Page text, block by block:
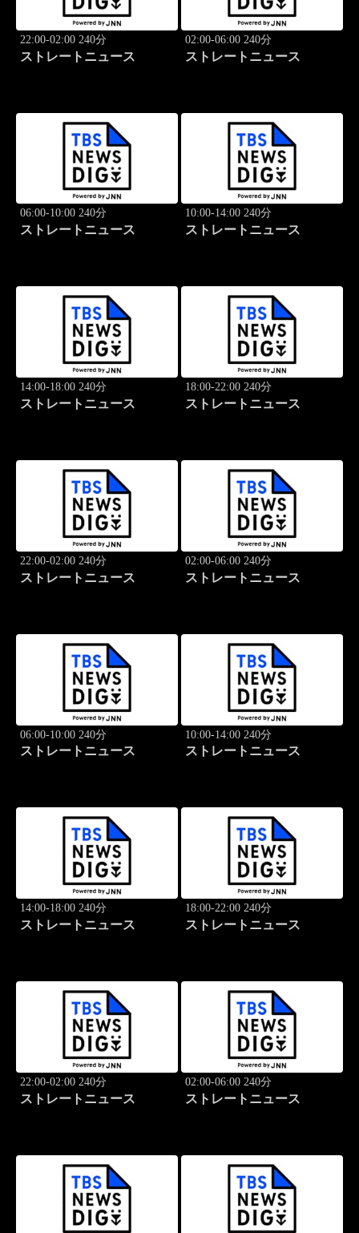
22:00-02:00 240分
ストレートニュース
02:00-06:00 240分
ストレートニュース
06:00-10:00 240分
ストレートニュース
10:00-14:00 240分
ストレートニュース
14:00-18:00 240分
ストレートニュース
18:00-22:00 240分
ストレートニュース
22:00-02:00 240分
ストレートニュース
02:00-06:00 240分
ストレートニュース
06:00-10:00 240分
ストレートニュース
10:00-14:00 240分
ストレートニュース
14:00-18:00 240分
ストレートニュース
18:00-22:00 240分
ストレートニュース
22:00-02:00 240分
ストレートニュース
02:00-06:00 240分
ストレートニュース